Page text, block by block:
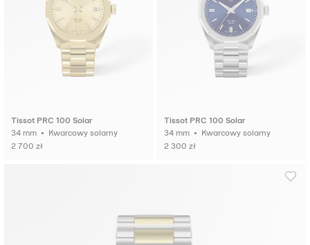
Tissot PRC 100 Solar
34 mm • Kwarcowy solarny
2 700 zł
Tissot PRC 100 Solar
34 mm • Kwarcowy solarny
2 300 zł